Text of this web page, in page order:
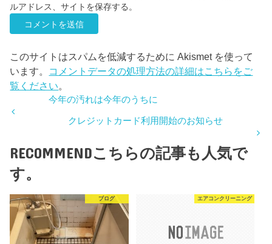
ルアドレス、サイトを保存する。
このサイトはスパムを低減するために Akismet を使って
います。 コメントデータの処理方法の詳細はこちらをご
覧ください。
今年の汚れは今年のうちに
クレジットカード利用開始のお知らせ
RECOMMENDこちらの記事も人気で
す。
ブログ エアコンクリーニング